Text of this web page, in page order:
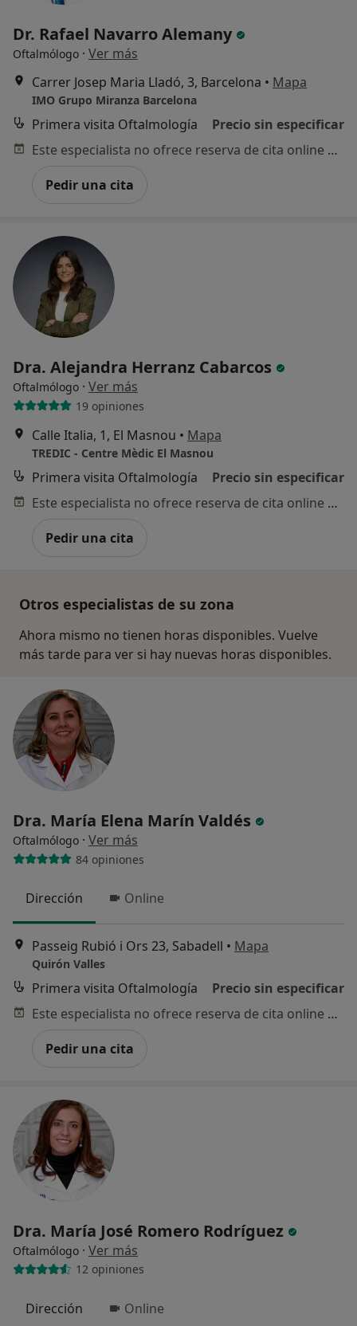
Dr. Rafael Navarro Alemany
Oftalmólogo · Ver más
Carrer Josep Maria Lladó, 3, Barcelona • Mapa
IMO Grupo Miranza Barcelona
Primera visita Oftalmología
Precio sin especificar
Este especialista no ofrece reserva de cita online en esta dirección.
Pedir una cita
Dra. Alejandra Herranz Cabarcos
Oftalmólogo · Ver más
19 opiniones
Calle Italia, 1, El Masnou • Mapa
TREDIC - Centre Mèdic El Masnou
Primera visita Oftalmología
Precio sin especificar
Este especialista no ofrece reserva de cita online en esta dirección.
Pedir una cita
Otros especialistas de su zona
Ahora mismo no tienen horas disponibles. Vuelve
más tarde para ver si hay nuevas horas disponibles.
Dra. María Elena Marín Valdés
Oftalmólogo · Ver más
84 opiniones
Dirección Online
Passeig Rubió i Ors 23, Sabadell • Mapa
Quirón Valles
Primera visita Oftalmología
Precio sin especificar
Este especialista no ofrece reserva de cita online en esta dirección.
Pedir una cita
Dra. María José Romero Rodríguez
Oftalmólogo · Ver más
12 opiniones
Dirección Online